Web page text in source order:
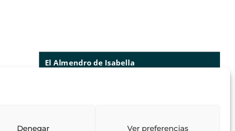
Denegar Ver preferencias
El Almendro de Isabella